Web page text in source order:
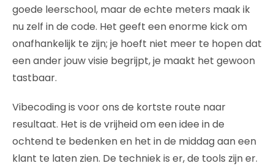
goede leerschool, maar de echte meters maak ik
nu zelf in de code. Het geeft een enorme kick om
onafhankelijk te zijn; je hoeft niet meer te hopen dat
een ander jouw visie begrijpt, je maakt het gewoon
tastbaar.
Vibecoding is voor ons de kortste route naar
resultaat. Het is de vrijheid om een idee in de
ochtend te bedenken en het in de middag aan een
klant te laten zien. De techniek is er, de tools zijn er.